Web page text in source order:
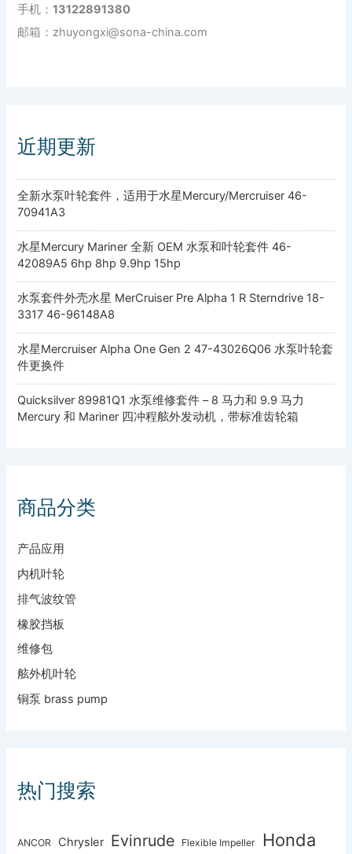
手机：13122891380
邮箱：zhuyongxi@sona-china.com
近期更新
全新水泵叶轮套件，适用于水星Mercury/Mercruiser 46-
70941A3
水星Mercury Mariner 全新 OEM 水泵和叶轮套件 46-
42089A5 6hp 8hp 9.9hp 15hp
水泵套件外壳水星 MerCruiser Pre Alpha 1 R Sterndrive 18-
3317 46-96148A8
水星Mercruiser Alpha One Gen 2 47-43026Q06 水泵叶轮套
件更换件
Quicksilver 89981Q1 水泵维修套件 – 8 马力和 9.9 马力
Mercury 和 Mariner 四冲程舷外发动机，带标准齿轮箱
商品分类
产品应用
内机叶轮
排气波纹管
橡胶挡板
维修包
舷外机叶轮
铜泵 brass pump
热门搜索
ANCOR Chrysler Evinrude Flexible Impeller Honda